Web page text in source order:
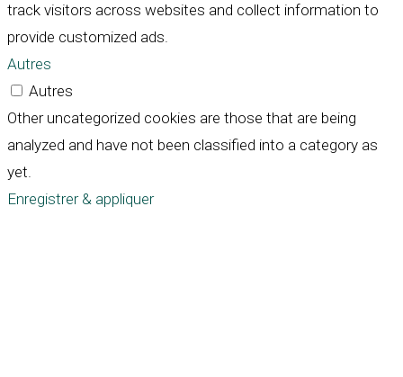
track visitors across websites and collect information to
provide customized ads.
Autres
Autres
Other uncategorized cookies are those that are being
analyzed and have not been classified into a category as
yet.
Enregistrer & appliquer